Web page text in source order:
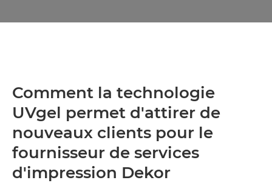
Comment la technologie
UVgel permet d'attirer de
nouveaux clients pour le
fournisseur de services
d'impression Dekor